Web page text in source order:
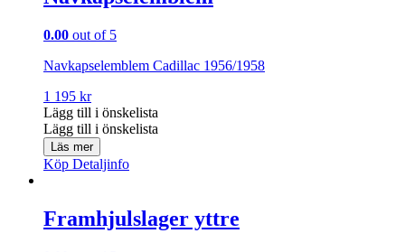
0.00 out of 5
Navkapselemblem Cadillac 1956/1958
1 195 kr
Lägg till i önskelista
Lägg till i önskelista
Läs mer
Köp Detaljinfo
Framhjulslager yttre